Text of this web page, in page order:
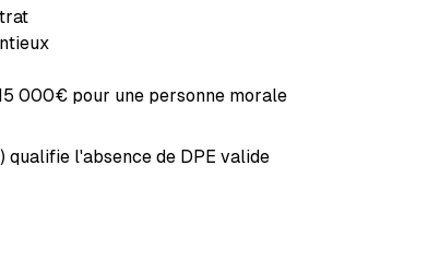
000€ pour une personne morale
qualifie l'absence de DPE valide